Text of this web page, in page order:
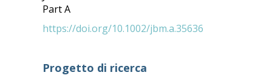
Part A
https://doi.org/10.1002/jbm.a.35636
Progetto di ricerca